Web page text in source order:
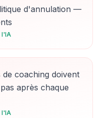
d'annulation —
l'IA
coaching doivent
après chaque
l'IA